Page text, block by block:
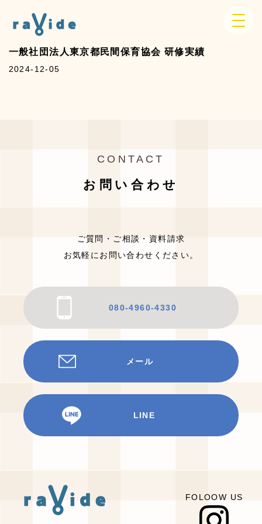
一般社団法人東京都民間保育協会 研修実績
2024-12-05
CONTACT
お問い合わせ
ご質問・ご相談・資料請求
お気軽にお問い合わせください。
080-4960-4330
メール
LINE
FOLOOW US